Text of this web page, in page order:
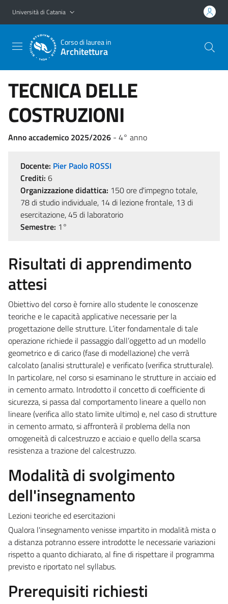
Vai al contenuto principale
Vai al menu di navigazione
Università di Catania
Corso di laurea in
Architettura
TECNICA DELLE
COSTRUZIONI
Anno accademico 2025/2026 - 4° anno
Docente: Pier Paolo ROSSI
Crediti: 6
Organizzazione didattica: 150 ore d'impegno totale,
78 di studio individuale, 14 di lezione frontale, 13 di
esercitazione, 45 di laboratorio
Semestre: 1°
Risultati di apprendimento
attesi
Obiettivo del corso è fornire allo studente le conoscenze
teoriche e le capacità applicative necessarie per la
progettazione delle strutture. L’iter fondamentale di tale
operazione richiede il passaggio dall’oggetto ad un modello
geometrico e di carico (fase di modellazione) che verrà
calcolato (analisi strutturale) e verificato (verifica strutturale).
In particolare, nel corso si esaminano le strutture in acciaio ed
in cemento armato. Introdotto il concetto di coefficiente di
sicurezza, si passa dal comportamento lineare a quello non
lineare (verifica allo stato limite ultimo) e, nel caso di strutture
in cemento armato, si affronterà il problema della non
omogeneità di calcestruzzo e acciaio e quello della scarsa
resistenza a trazione del calcestruzzo.
Modalità di svolgimento
dell'insegnamento
Lezioni teoriche ed esercitazioni
Qualora l'insegnamento venisse impartito in modalità mista o
a distanza potranno essere introdotte le necessarie variazioni
rispetto a quanto dichiarato, al fine di rispettare il programma
previsto e riportato nel syllabus.
Prerequisiti richiesti